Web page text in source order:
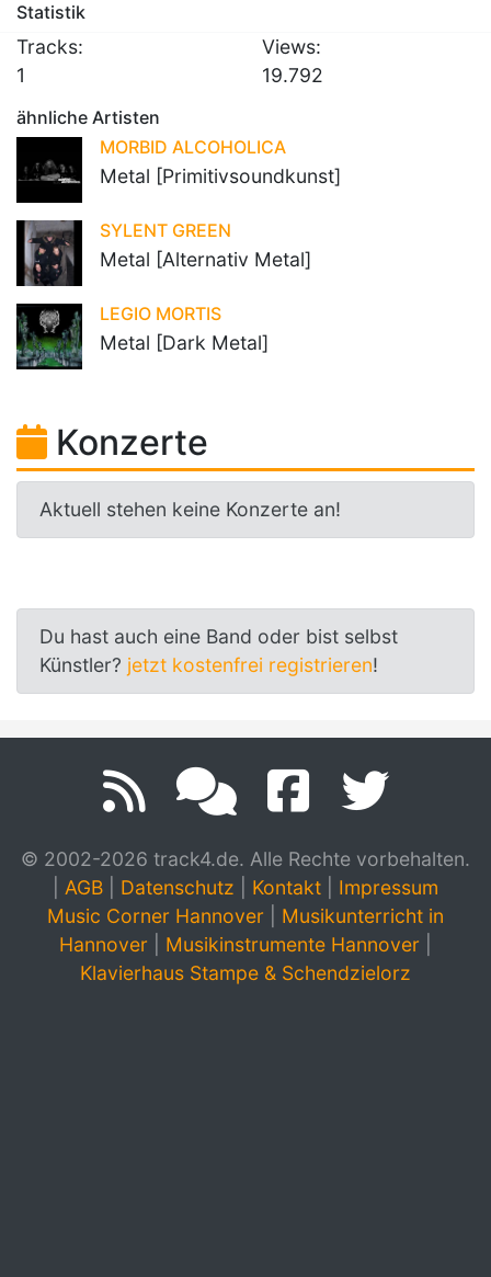
Statistik
Tracks:
1
Views:
19.792
ähnliche Artisten
MORBID ALCOHOLICA
Metal [Primitivsoundkunst]
SYLENT GREEN
Metal [Alternativ Metal]
LEGIO MORTIS
Metal [Dark Metal]
Konzerte
Aktuell stehen keine Konzerte an!
Du hast auch eine Band oder bist selbst
Künstler? jetzt kostenfrei registrieren!
© 2002-2026 track4.de. Alle Rechte vorbehalten.
AGB Datenschutz Kontakt
Impressum
Music Corner Hannover
Musikunterricht in
Hannover
Musikinstrumente Hannover
Klavierhaus Stampe & Schendzielorz